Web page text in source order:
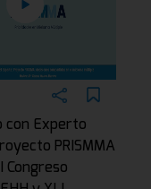
con Experto
PRISMMA
Congreso